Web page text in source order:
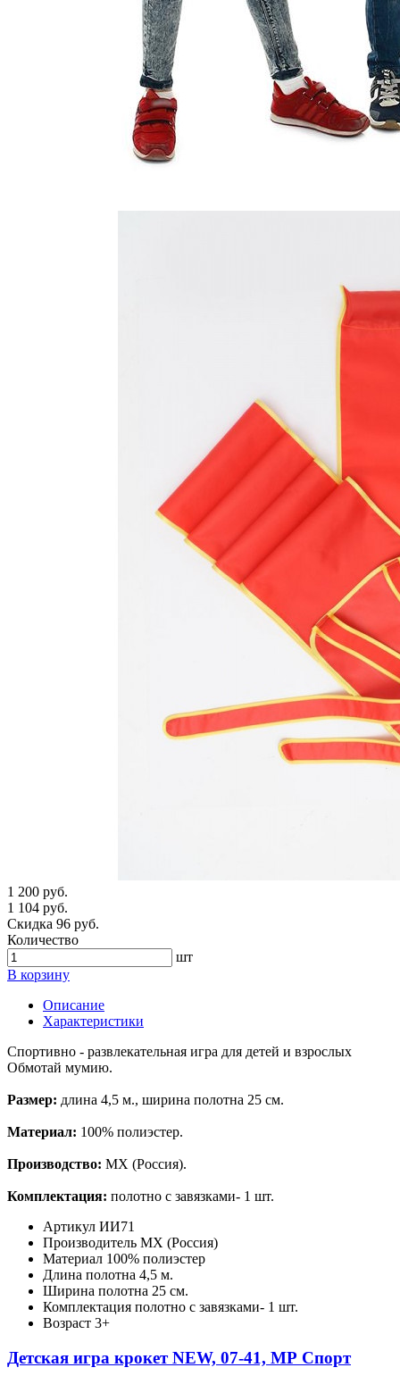
1 200 руб.
1 104 руб.
Скидка 96 руб.
Количество
шт
В корзину
Описание
Характеристики
Спортивно - развлекательная игра для детей и взрослых
Обмотай мумию.
Размер: длина 4,5 м., ширина полотна 25 см.
Материал: 100% полиэстер.
Производство: МХ (Россия).
Комплектация: полотно c завязками- 1 шт.
Артикул ИИ71
Производитель МХ (Россия)
Материал 100% полиэстер
Длина полотна 4,5 м.
Ширина полотна 25 см.
Комплектация полотно c завязками- 1 шт.
Возраст 3+
Детская игра крокет NEW, 07-41, МР Спорт